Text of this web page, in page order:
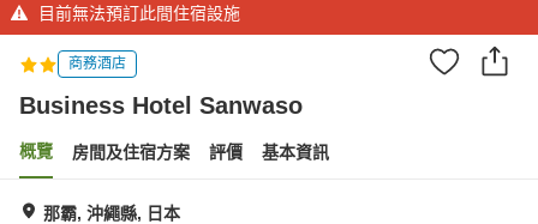
目前無法預訂此間住宿設施
商務酒店
Business Hotel Sanwaso
概覽 房間及住宿方案 評價 基本資訊
那霸, 沖繩縣, 日本